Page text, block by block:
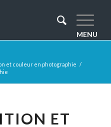
et couleur en photographie /
ET